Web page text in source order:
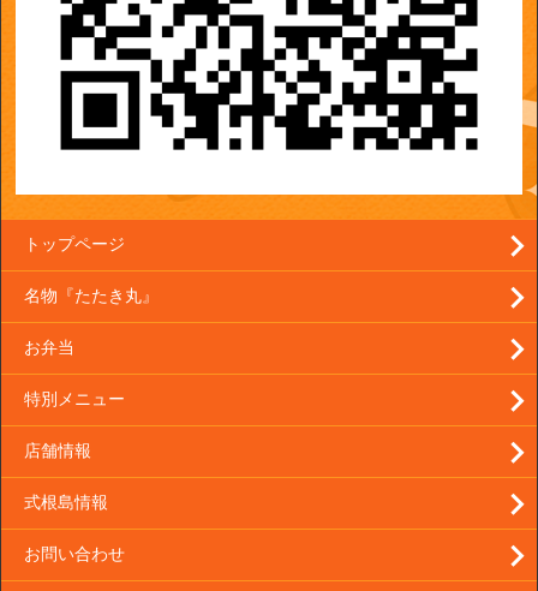
トップページ
名物『たたき丸』
お弁当
特別メニュー
店舗情報
式根島情報
お問い合わせ